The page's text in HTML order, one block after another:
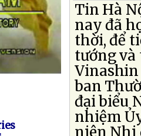
Tin Hà
nay đã
thời, để
tướng
Vinashin
ban
đại biểu
nhiệm
niên Nhi